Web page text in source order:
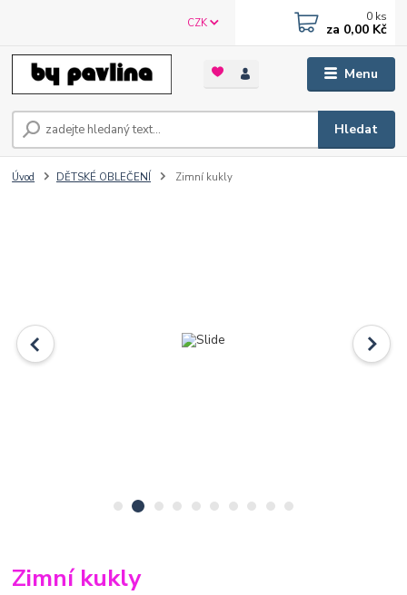
Menu
CZK
Hledat
0 ks
za 0,00 Kč
Úvod DĚTSKÉ OBLEČENÍ Zimní kukly
Zimní kukly